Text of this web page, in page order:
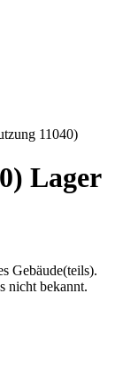
11040)
Lager
Gebäude(teils).
nicht bekannt.